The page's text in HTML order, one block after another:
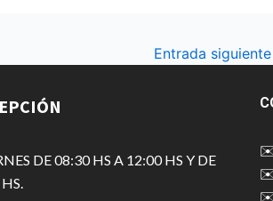
Entrada siguiente
DE 08:30 HS A 12:00 HS Y DE